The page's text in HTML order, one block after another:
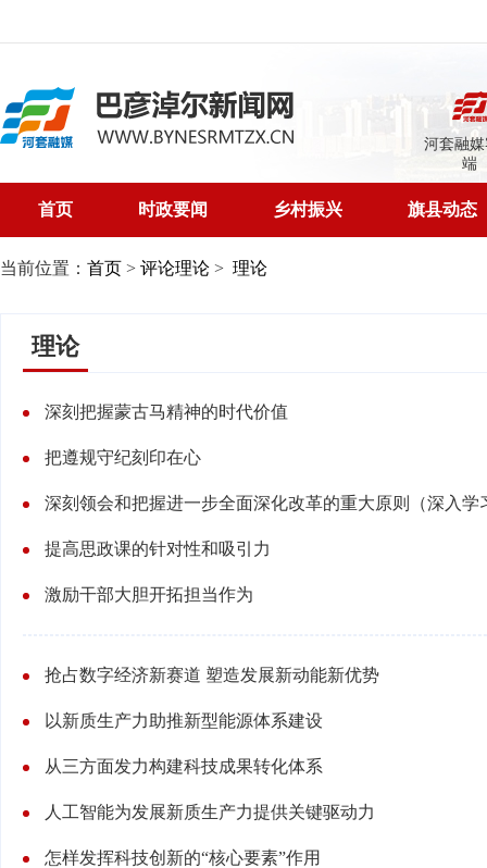
河套融
端
首页 时政要闻 乡村振兴 旗县动态
当前位置： 首页 > 评论理论 > 理论
理论
深刻把握蒙古马精神的时代价值
把遵规守纪刻印在心
提高思政课的针对性和吸引力
激励干部大胆开拓担当作为
抢占数字经济新赛道 塑造发展新动能新优势
以新质生产力助推新型能源体系建设
从三方面发力构建科技成果转化体系
人工智能为发展新质生产力提供关键驱动力
怎样发挥科技创新的“核心要素”作用